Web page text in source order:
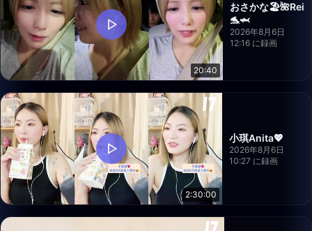
20:40
おさかな🏖🌺Rei
🐬🦈
2026年8月6日
12:16 に録画
2:30:00
小琪Anita💖
2026年8月6日
10:27 に録画